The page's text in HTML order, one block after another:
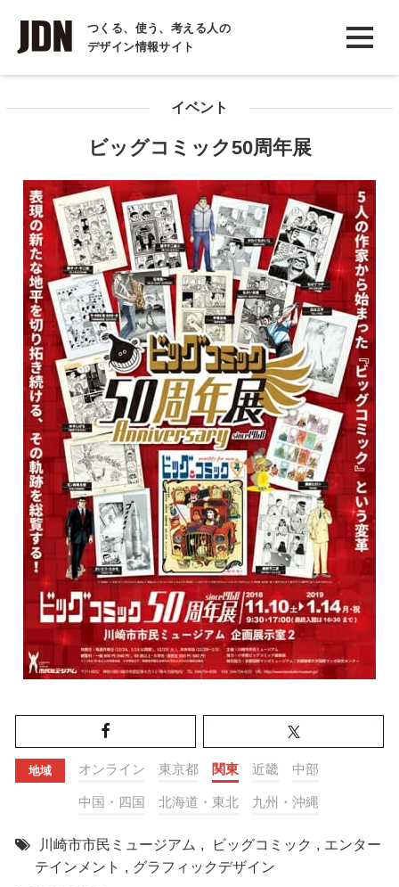
つくる、使う、考える人の
デザイン情報サイト
INTERVIEW
インタビュー
コラム
イベント
ビッグコミック50周年展
地域 オンライン 東京都 関東 近畿 中部
中国・四国 北海道・東北 九州・沖縄
川崎市市民ミュージアム , ビッグコミック , エンター
テインメント , グラフィックデザイン